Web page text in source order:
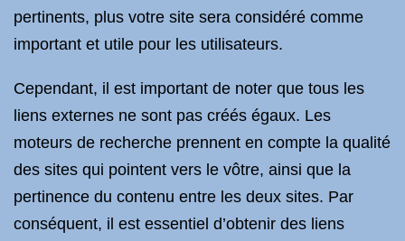
pertinents, plus votre site sera considéré comme
important et utile pour les utilisateurs.
Cependant, il est important de noter que tous les
liens externes ne sont pas créés égaux. Les
moteurs de recherche prennent en compte la qualité
des sites qui pointent vers le vôtre, ainsi que la
pertinence du contenu entre les deux sites. Par
conséquent, il est essentiel d’obtenir des liens